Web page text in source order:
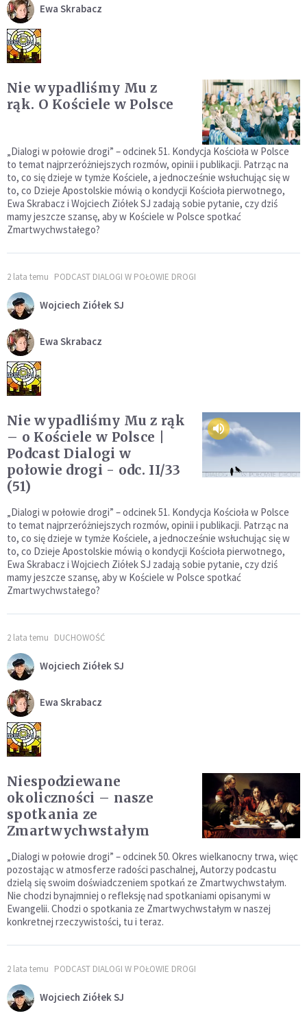
Ewa Skrabacz
Nie wypadliśmy Mu z
rąk. O Kościele w Polsce
„Dialogi w połowie drogi” – odcinek 51. Kondycja Kościoła w Polsce
to temat najprzeróżniejszych rozmów, opinii i publikacji. Patrząc na
to, co się dzieje w tymże Kościele, a jednocześnie wsłuchując się w
to, co Dzieje Apostolskie mówią o kondycji Kościoła pierwotnego,
Ewa Skrabacz i Wojciech Ziółek SJ zadają sobie pytanie, czy dziś
mamy jeszcze szansę, aby w Kościele w Polsce spotkać
Zmartwychwstałego?
2 lata temu PODCAST DIALOGI W POŁOWIE DROGI
Wojciech Ziółek SJ
Ewa Skrabacz
Nie wypadliśmy Mu z rąk
– o Kościele w Polsce |
Podcast Dialogi w
połowie drogi - odc. II/33
(51)
„Dialogi w połowie drogi” – odcinek 51. Kondycja Kościoła w Polsce
to temat najprzeróżniejszych rozmów, opinii i publikacji. Patrząc na
to, co się dzieje w tymże Kościele, a jednocześnie wsłuchując się w
to, co Dzieje Apostolskie mówią o kondycji Kościoła pierwotnego,
Ewa Skrabacz i Wojciech Ziółek SJ zadają sobie pytanie, czy dziś
mamy jeszcze szansę, aby w Kościele w Polsce spotkać
Zmartwychwstałego?
2 lata temu DUCHOWOŚĆ
Wojciech Ziółek SJ
Ewa Skrabacz
Niespodziewane
okoliczności – nasze
spotkania ze
Zmartwychwstałym
„Dialogi w połowie drogi” – odcinek 50. Okres wielkanocny trwa, więc
pozostając w atmosferze radości paschalnej, Autorzy podcastu
dzielą się swoim doświadczeniem spotkań ze Zmartwychwstałym.
Nie chodzi bynajmniej o refleksję nad spotkaniami opisanymi w
Ewangelii. Chodzi o spotkania ze Zmartwychwstałym w naszej
konkretnej rzeczywistości, tu i teraz.
2 lata temu PODCAST DIALOGI W POŁOWIE DROGI
Wojciech Ziółek SJ